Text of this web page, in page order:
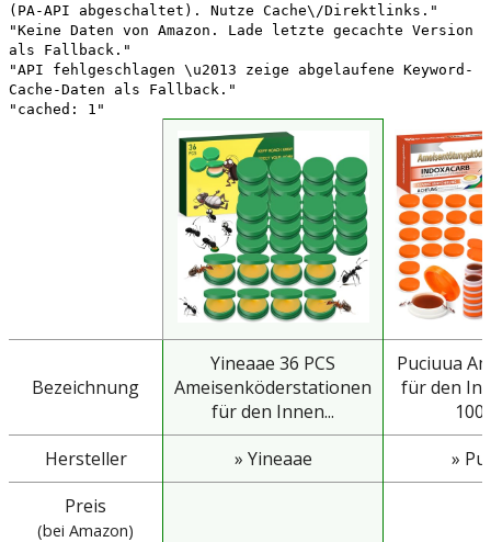
(PA-API abgeschaltet). Nutze Cache\/Direktlinks."
"Keine Daten von Amazon. Lade letzte gecachte Version
als Fallback."
"API fehlgeschlagen \u2013 zeige abgelaufene Keyword-
Cache-Daten als Fallback."
"cached: 1"
Bezeichnung
Yineaae 36 PCS
Ameisenköderstationen
für den Innen...
Puciuua
für den
100
Hersteller
» Yineaae
»
Preis
(bei Amazon)